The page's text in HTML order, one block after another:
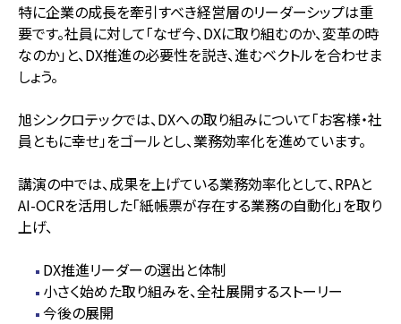
特に企業の成長を牽引すべき経営層のリーダーシップは重
要です。社員に対して「なぜ今、DXに取り組むのか、変革の時
なのか」と、DX推進の必要性を説き、進むベクトルを合わせま
しょう。
旭シンクロテックでは、DXへの取り組みについて「お客様・社
員ともに幸せ」をゴールとし、業務効率化を進めています。
講演の中では、成果を上げている業務効率化として、RPAと
AI-OCRを活用した「紙帳票が存在する業務の自動化」を取り
上げ、
DX推進リーダーの選出と体制
小さく始めた取り組みを、全社展開するストーリー
今後の展開